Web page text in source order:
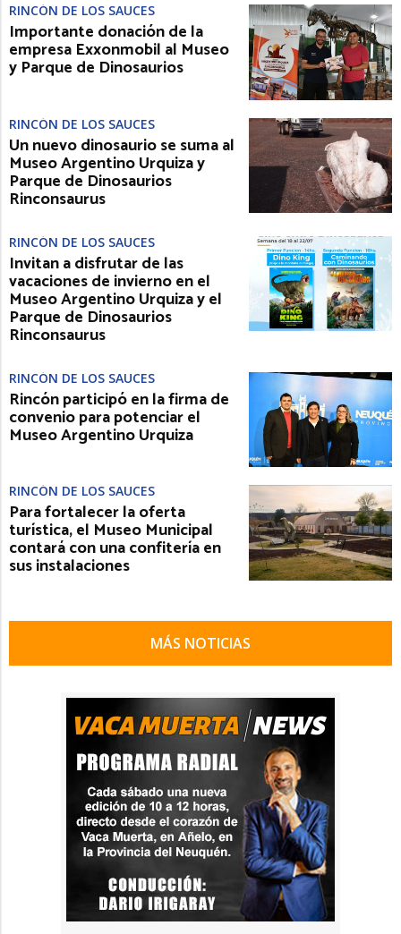
RINCÓN DE LOS SAUCES
Importante donación de la
empresa Exxonmobil al Museo
y Parque de Dinosaurios
RINCÓN DE LOS SAUCES
Un nuevo dinosaurio se suma al
Museo Argentino Urquiza y
Parque de Dinosaurios
Rinconsaurus
RINCÓN DE LOS SAUCES
Invitan a disfrutar de las
vacaciones de invierno en el
Museo Argentino Urquiza y el
Parque de Dinosaurios
Rinconsaurus
RINCÓN DE LOS SAUCES
Rincón participó en la firma de
convenio para potenciar el
Museo Argentino Urquiza
RINCÓN DE LOS SAUCES
Para fortalecer la oferta
turística, el Museo Municipal
contará con una confitería en
sus instalaciones
MÁS NOTICIAS